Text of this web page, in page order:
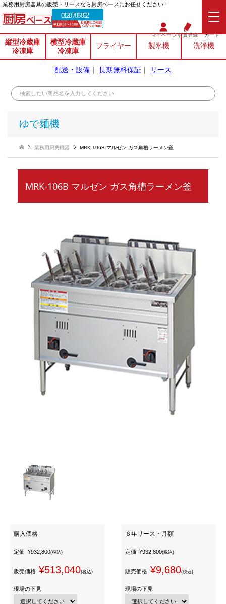
業務⽤厨房器具の販売・リースなら厨房ベースにお任せください！
0120-706-862
マイページ会員登録 カート
縦型冷蔵庫
冷凍庫
横型冷蔵庫
冷凍庫
フライヤー 製氷機 洗浄機
配送・設備 ｜ 長期無料保証 ｜ リース
ゆで麺機
業務用厨房機器 MRK-106B マルゼン ガス角槽ラーメン釜
MRK-106B マルゼン ガス角槽ラーメン釜
購入価格
定価 ¥932,800(税込)
販売価格 ¥513,040(税込)
現場の下見
６年リース・月額
定価 ¥932,800(税込)
販売価格 ¥9,680(税込)
現場の下見